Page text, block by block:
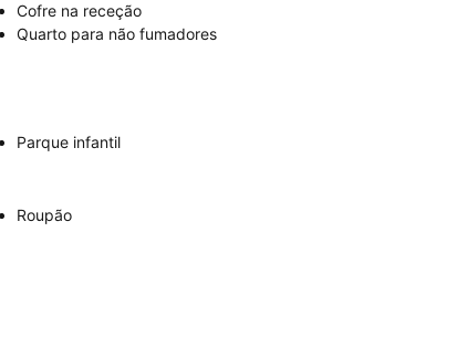
Cofre na receção
Quarto para não fumadores
Parque infantil
Roupão